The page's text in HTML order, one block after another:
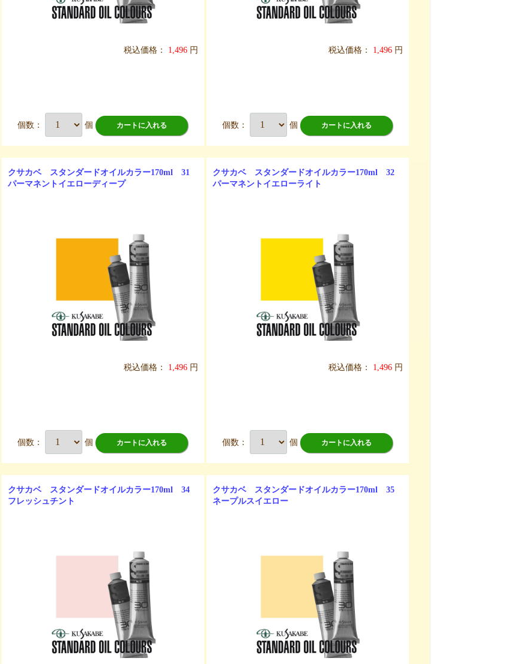
税込価格： 1,496 円
個数： 個 カートに入れる
税込価格： 1,496 円
個数： 個 カートに入れる
クサカベ スタンダードオイルカラー170ml 31
パーマネントイエローディープ
税込価格： 1,496 円
個数： 個 カートに入れる
クサカベ スタンダードオイルカラー170ml 32
パーマネントイエローライト
税込価格： 1,496 円
個数： 個 カートに入れる
クサカベ スタンダードオイルカラー170ml 34
フレッシュチント
クサカベ スタンダードオイルカラー170ml 35
ネープルスイエロー